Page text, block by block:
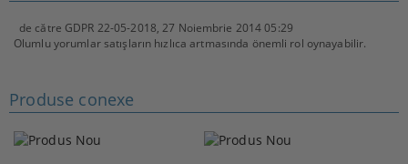
de către GDPR 22-05-2018,27 Noiembrie 2014 05:29
Olumlu yorumlar satışların hızlıca artmasında önemli rol oynayabilir.
Produse conexe